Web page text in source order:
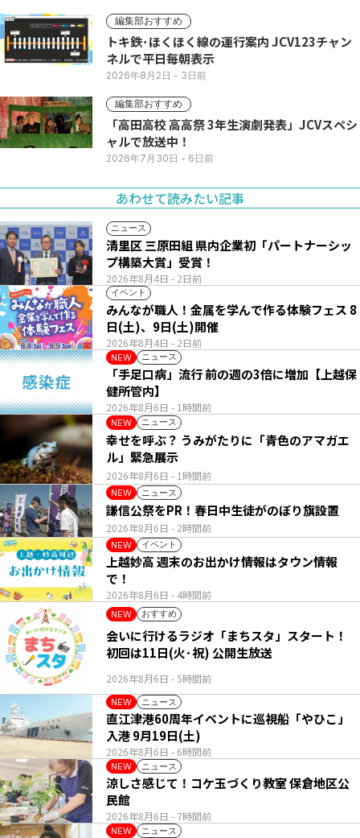
編集部おすすめ
トキ鉄･ほくほく線の運行案内 JCV123チャン
ネルで平日毎朝表示
2026年8月2日 - 3日前
編集部おすすめ
「高田高校 高高祭 3年生演劇発表」JCVスペシ
ャルで放送中！
2026年7月30日 - 6日前
あわせて読みたい記事
ニュース
2026年8月4日 - 2日前
清里区 三原田組 県内企業初「パートナーシッ
プ構築大賞」受賞！
イベント
2026年8月4日 - 2日前
みんなが職人！金属を学んで作る体験フェス 8
日(土)、9日(土)開催
NEW ニュース
2026年8月6日 - 1時間前
「手足口病」流行 前の週の3倍に増加【上越保
健所管内】
NEW ニュース
2026年8月6日 - 1時間前
幸せを呼ぶ？ うみがたりに「青色のアマガエ
ル」緊急展示
NEW ニュース
2026年8月6日 - 2時間前
謙信公祭をPR！春日中生徒がのぼり旗設置
NEW イベント
2026年8月6日 - 4時間前
上越妙高 週末のお出かけ情報はタウン情報
で！
NEW おすすめ
2026年8月6日 - 5時間前
会いに行けるラジオ「まちスタ」スタート！
初回は11日(火･祝) 公開生放送
NEW ニュース
2026年8月6日 - 6時間前
直江津港60周年イベントに巡視船「やひこ」
入港 9月19日(土)
NEW ニュース
2026年8月6日 - 7時間前
涼しさ感じて！コケ玉づくり教室 保倉地区公
民館
NEW ニュース